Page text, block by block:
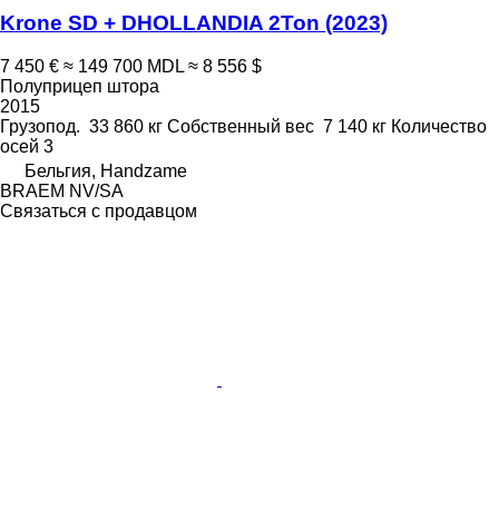
Krone SD + DHOLLANDIA 2Ton (2023)
7 450 € ≈ 149 700 MDL ≈ 8 556 $
Полуприцеп штора
2015
Грузопод. 33 860 кг Собственный вес 7 140 кг Количество
осей 3
Бельгия, Handzame
BRAEM NV/SA
Связаться с продавцом